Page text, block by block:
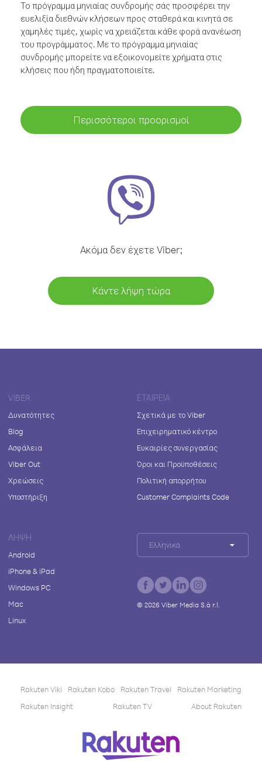
Το πρόγραμμα μηνιαίας συνδρομής σάς προσφέρει την
ευελιξία διεθνών κλήσεων προς σταθερά και κινητά σε
χαμηλές τιμές, χωρίς να χρειάζεται κάθε φορά ανανέωση
του προγράμματος. Με το πρόγραμμα μηνιαίας
συνδρομής μπορείτε να εξοικονομείτε χρήματα στις
κλήσεις που ήδη πραγματοποιείτε.
Περισσότεροι προορισμοί
Ακόμα δεν έχετε Viber;
Κάντε λήψη τώρα
VIBER
Δυνατότητες
Blog
Ασφάλεια
Viber Out
Χρεώσεις
Υποστήριξη
ΕΤΑΙΡΕΊΑ
Σχετικά με το Viber
Επιχειρηματικό κέντρο
Ευκαιρίες συνεργασίας
Όροι και Προϋποθέσεις
Πολιτική απορρήτου
Customer Complaints Code
ΛΉΨΗ
Android
iPhone & iPad
Windows PC
Mac
Linux
Ελληνικά
© 2026Viber Media S.à r.l.
Rakuten Viki Rakuten Kobo Rakuten Travel
Rakuten Marketing
Rakuten Insight
Rakuten TV About Rakuten